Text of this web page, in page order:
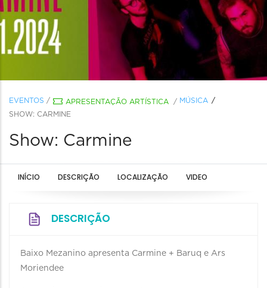
EVENTOS / APRESENTAÇÃO ARTÍSTICA / MÚSICA
SHOW: CARMINE
Show: Carmine
INÍCIO DESCRIÇÃO LOCALIZAÇÃO VIDEO
DESCRIÇÃO
Baixo Mezanino apresenta Carmine + Baruq e Ars
Moriendee